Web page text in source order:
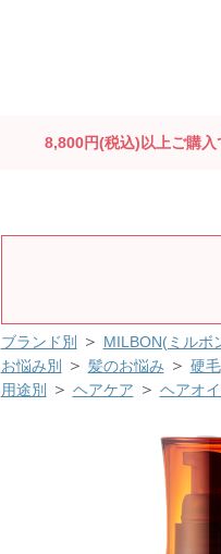
8,800円(税込)以上ご購入
ブランド別 ＞ MILBON(ミルボ
お悩み別
＞ 髪のお悩み ＞ 硬毛
用途別
＞ ヘアケア ＞ ヘアオ